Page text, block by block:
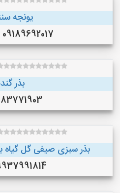
یونجه
09189692017 (سنندج )
بذر
()
بذر سبزی صیفی گل گیاه
09937991814